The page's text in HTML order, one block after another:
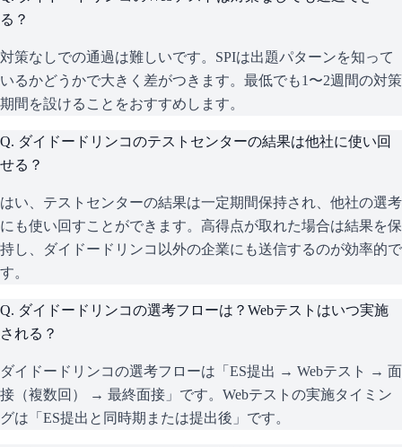
る？
対策なしでの通過は難しいです。SPIは出題パターンを知って
いるかどうかで大きく差がつきます。最低でも1〜2週間の対策
期間を設けることをおすすめします。
Q. ダイドードリンコのテストセンターの結果は他社に使い回
せる？
はい、テストセンターの結果は一定期間保持され、他社の選考
にも使い回すことができます。高得点が取れた場合は結果を保
持し、ダイドードリンコ以外の企業にも送信するのが効率的で
す。
Q. ダイドードリンコの選考フローは？Webテストはいつ実施
される？
ダイドードリンコの選考フローは「ES提出 → Webテスト → 面
接（複数回） → 最終面接」です。Webテストの実施タイミン
グは「ES提出と同時期または提出後」です。